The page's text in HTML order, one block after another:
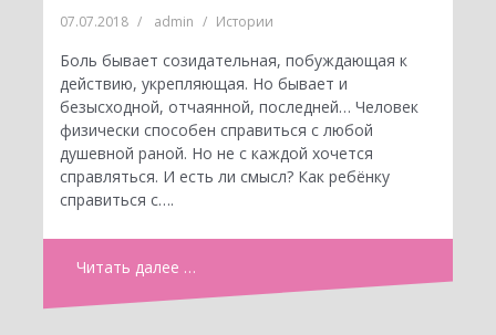
07.07.2018 admin Истории
Боль бывает созидательная, побуждающая к
действию, укрепляющая. Но бывает и
безысходной, отчаянной, последней… Человек
физически способен справиться с любой
душевной раной. Но не с каждой хочется
справляться. И есть ли смысл? Как ребёнку
справиться с….
Читать далее …